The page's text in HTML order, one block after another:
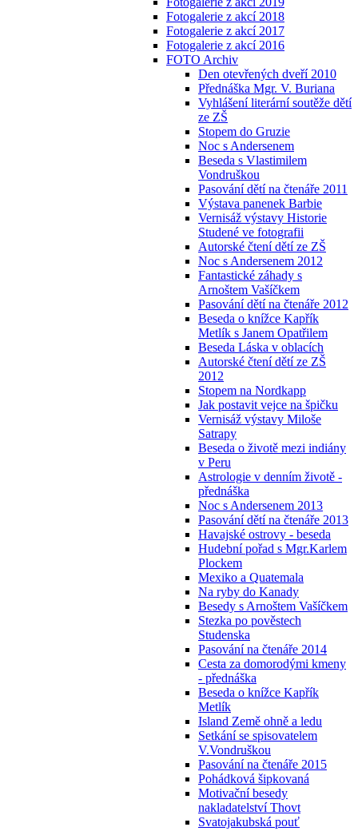
Fotogalerie z akcí 2018
Fotogalerie z akcí 2017
Fotogalerie z akcí 2016
FOTO Archiv
Den otevřených dveří 2010
Přednáška Mgr. V. Buriana
Vyhlášení literární soutěže dětí
ze ZŠ
Stopem do Gruzie
Noc s Andersenem
Beseda s Vlastimilem
Vondruškou
Pasování dětí na čtenáře 2011
Výstava panenek Barbie
Vernisáž výstavy Historie
Studené ve fotografii
Autorské čtení dětí ze ZŠ
Noc s Andersenem 2012
Fantastické záhady s
Arnoštem Vašíčkem
Pasování dětí na čtenáře 2012
Beseda o knížce Kapřík
Metlík s Janem Opatřilem
Beseda Láska v oblacích
Autorské čtení dětí ze ZŠ
2012
Stopem na Nordkapp
Jak postavit vejce na špičku
Vernisáž výstavy Miloše
Satrapy
Beseda o životě mezi indiány
v Peru
Astrologie v denním životě -
přednáška
Noc s Andersenem 2013
Pasování dětí na čtenáře 2013
Havajské ostrovy - beseda
Hudební pořad s Mgr.Karlem
Plockem
Mexiko a Quatemala
Na ryby do Kanady
Besedy s Arnoštem Vašíčkem
Stezka po pověstech
Studenska
Pasování na čtenáře 2014
Cesta za domorodými kmeny
- přednáška
Beseda o knížce Kapřík
Metlík
Island Země ohně a ledu
Setkání se spisovatelem
V.Vondruškou
Pasování na čtenáře 2015
Pohádková šipkovaná
Motivační besedy
nakladatelství Thovt
Svatojakubská pouť